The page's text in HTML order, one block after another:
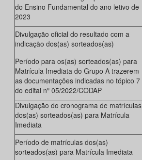
do Ensino Fundamental do ano letivo de
2023
Divulgação oficial do resultado com a
indicação dos(as) sorteados(as)
Período para os(as) sorteados(as) para
Matrícula Imediata do Grupo A trazerem
as documentações indicadas no tópico 7
do edital nº 05/2022/CODAP
Divulgação do cronograma de matrículas
dos(as) sorteados(as) para Matrícula
Imediata
Período de matrículas dos(as)
sorteados(as) para Matrícula Imediata